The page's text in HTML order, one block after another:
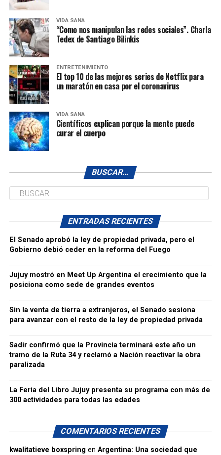
VIDA SANA
“Como nos manipulan las redes sociales”. Charla
Tedex de Santiago Bilinkis
ENTRETENIMIENTO
El top 10 de las mejores series de Netflix para
un maratón en casa por el coronavirus
VIDA SANA
Científicos explican porque la mente puede
curar el cuerpo
BUSCAR…
ENTRADAS RECIENTES
El Senado aprobó la ley de propiedad privada, pero el
Gobierno debió ceder en la reforma del Fuego
Jujuy mostró en Meet Up Argentina el crecimiento que la
posiciona como sede de grandes eventos
Sin la venta de tierra a extranjeros, el Senado sesiona
para avanzar con el resto de la ley de propiedad privada
Sadir confirmó que la Provincia terminará este año un
tramo de la Ruta 34 y reclamó a Nación reactivar la obra
paralizada
La Feria del Libro Jujuy presenta su programa con más de
300 actividades para todas las edades
COMENTARIOS RECIENTES
kwalitatieve boxspring en Argentina: Una sociedad que